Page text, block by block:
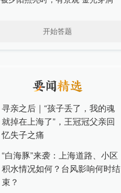
开始答题
寻亲之后｜“孩子丢了，我的魂
就掉在上海了”，王冠冠父亲回
忆失子之痛
“白海豚”来袭：上海道路、小区
积水情况如何？台风影响何时结
束？